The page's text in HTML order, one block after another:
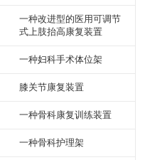
一种改进型的医用可调节
式上肢抬高康复装置
一种妇科手术体位架
膝关节康复装置
一种骨科康复训练装置
一种骨科护理架